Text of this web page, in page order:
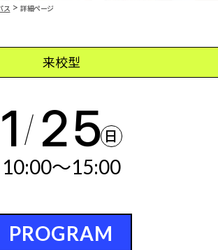
ス >詳細ページ
来校型
1 / 25日
10:00～15:00
PROGRAM